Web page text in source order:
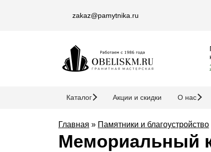
zakaz@pamytnika.ru
Каталог Акции и скидки О нас
Главная » Памятники и благоустройство
Мемориальный